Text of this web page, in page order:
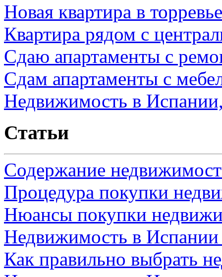
Новая квартира в
Квартира рядом с
Сдаю апартаменты с
Сдам апартаменты с
Недвижимость в
Статьи
Содержание
Процедура покупки
Нюансы покупки
Недвижимость в
Как правильно выбрать